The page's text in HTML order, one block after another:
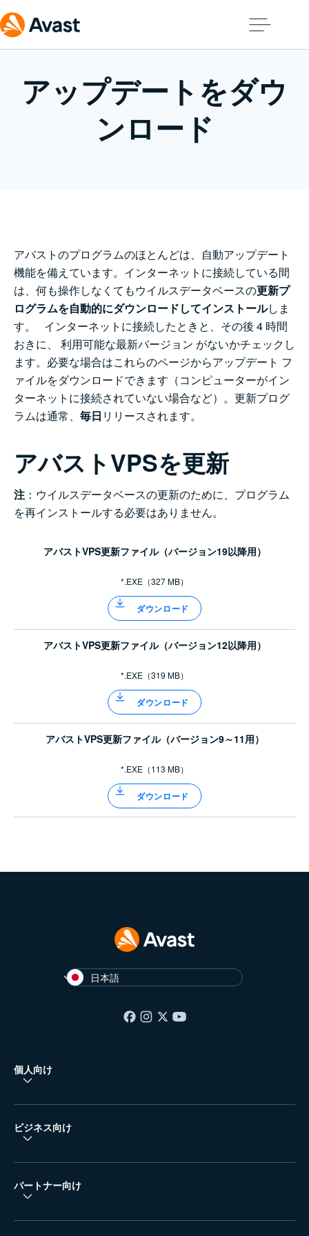
アップデートをダウ
ンロード
アバストのプログラムのほとんどは、自動アップデート
機能を備えています。インターネットに接続している間
は、何も操作しなくてもウイルスデータベースの更新プ
ログラムを自動的にダウンロードしてインストールしま
す。 インターネットに接続したときと、その後 4 時間
おきに、 利用可能な最新バージョン がないかチェックし
ます。必要な場合はこれらのページからアップデート フ
ァイルをダウンロードできます（コンピューターがイン
ターネットに接続されていない場合など）。更新プログ
ラムは通常、 毎日 リリースされます。
アバストVPSを更新
注 ：ウイルスデータベースの更新のために、プログラム
を再インストールする必要はありません。
アバストVPS更新ファイル（バージョン19以降用）
*.EXE（327 MB）
ダウンロード
アバストVPS更新ファイル（バージョン12以降用）
*.EXE（319 MB）
ダウンロード
アバストVPS更新ファイル（バージョン9～11用）
*.EXE（113 MB）
ダウンロード
日本語
個人向け
ビジネス向け
パートナー向け